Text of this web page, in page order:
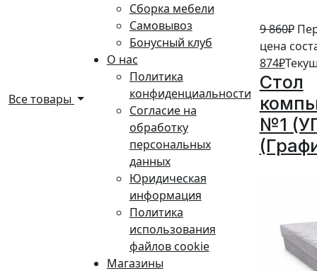
Все товары
Сборка мебели
Самовывоз
Бонусный клуб
О нас
Политика
конфиденциальности
Согласие на
обработку
персональных
данных
Юридическая
информация
Политика
использования
файлов cookie
Магазины
9 860₽
цена
874₽
Стол
№1